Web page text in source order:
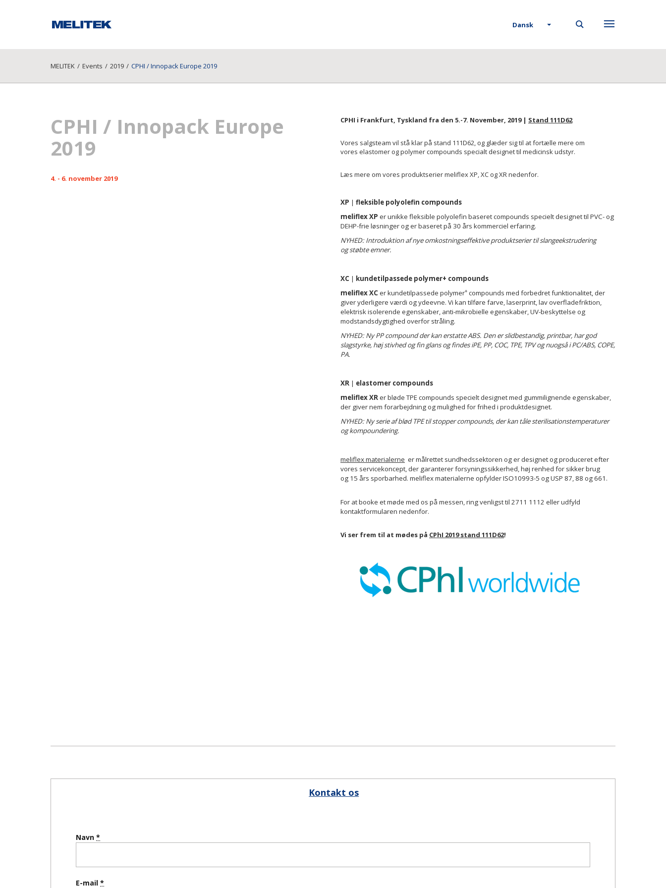
Dansk
MELITEK / Events / 2019 / CPHI / Innopack Europe 2019
CPHI / Innopack Europe
2019
4. - 6. november 2019
CPHI i Frankfurt, Tyskland fra den 5.-7. November, 2019 | Stand 111D62
Vores salgsteam vil stå klar på stand 111D62, og glæder sig til at fortælle mere om
vores elastomer og polymer compounds specialt designet til medicinsk udstyr.
Læs mere om vores produktserier meliflex XP, XC og XR nedenfor.
XP | fleksible polyolefin compounds
meliflex XP er unikke fleksible polyolefin baseret compounds specielt designet til PVC- og
DEHP-frie løsninger og er baseret på 30 års kommerciel erfaring.
NYHED: Introduktion af nye omkostningseffektive produktserier til slangeekstrudering
og støbte emner.
XC | kundetilpassede polymer+ compounds
meliflex XCer kundetilpassede polymer+ compounds med forbedret funktionalitet, der
giver yderligere værdi og ydeevne. Vi kan tilføre farve, laserprint, lav overfladefriktion,
elektrisk isolerende egenskaber, anti-mikrobielle egenskaber, UV-beskyttelse og
modstandsdygtighed overfor stråling.
NYHED: Ny PP compound der kan erstatte ABS. Den er slidbestandig, printbar, har god
slagstyrke, høj stivhed og fin glans og findes iPE, PP, COC, TPE, TPV og nuogså i PC/ABS, COPE,
PA.
XR | elastomer compounds
meliflex XRer bløde TPE compounds specielt designet med gummilignende egenskaber,
der giver nem forarbejdning og mulighed for frihed i produktdesignet.
NYHED: Ny serie af blød TPE til stopper compounds, der kan tåle sterilisationstemperaturer
og kompoundering.
meliflex materialerne er målrettet sundhedssektoren og er designet og produceret efter
vores servicekoncept, der garanterer forsyningssikkerhed, høj renhed for sikker brug
og 15 års sporbarhed. meliflex materialerne opfylder ISO10993-5 og USP 87, 88 og 661.
For at booke et møde med os på messen, ring venligst til 2711 1112 eller udfyld
kontaktformularen nedenfor.
Vi ser frem til at mødes på CPhI 2019 stand 111D62!
Kontakt os
Navn
E-mail